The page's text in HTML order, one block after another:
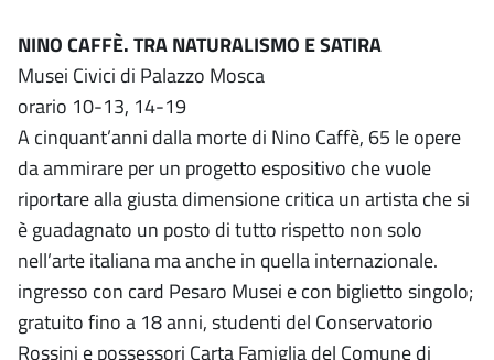
NINO CAFFÈ. TRA NATURALISMO E SATIRA
Musei Civici di Palazzo Mosca
orario 10-13, 14-19
A cinquant’anni dalla morte di Nino Caffè, 65 le opere
da ammirare per un progetto espositivo che vuole
riportare alla giusta dimensione critica un artista che si
è guadagnato un posto di tutto rispetto non solo
nell’arte italiana ma anche in quella internazionale.
ingresso con card Pesaro Musei e con biglietto singolo;
gratuito fino a 18 anni, studenti del Conservatorio
Rossini e possessori Carta Famiglia del Comune di